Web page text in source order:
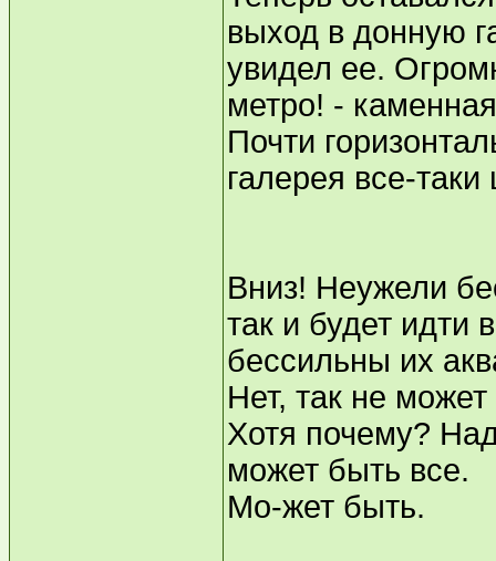
выход в донную
увидел ее.
метро! -
Почти
галерея все-
Вниз! Неужели
так и будет идти
бессильны их
Нет, так не
Хотя почему?
может быть все.
Мо-жет быть.